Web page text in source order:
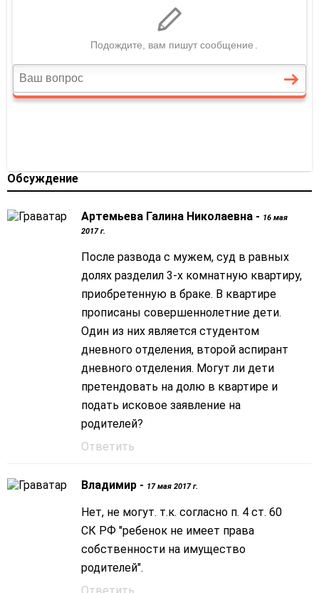
Обсуждение
Артемьева Галина Николаевна - 16 мая
2017 г.
После развода с мужем, суд в равных
долях разделил 3-х комнатную квартиру,
приобретенную в браке. В квартире
прописаны совершеннолетние дети.
Один из них является студентом
дневного отделения, второй аспирант
дневного отделения. Могут ли дети
претендовать на долю в квартире и
подать исковое заявление на
родителей?
Ответить
Владимир - 17 мая 2017 г.
Нет, не могут. т.к. согласно п. 4 ст. 60
СК РФ "ребенок не имеет права
собственности на имущество
родителей".
Ответить